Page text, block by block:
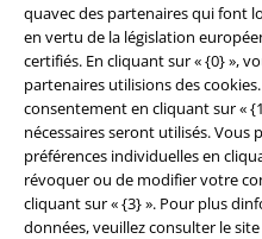
quavec des partenaires qui font
en vertu de la législation
certifiés. En cliquant sur « {0} »,
partenaires utilisions des
consentement en cliquant sur «
nécessaires seront utilisés. Vous
préférences individuelles en
révoquer ou de modifier votre
cliquant sur « {3} ». Pour plus
données, veuillez consulter le site